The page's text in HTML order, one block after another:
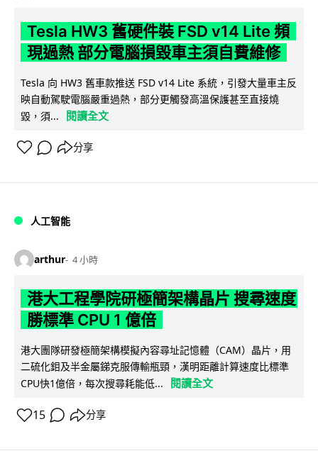
Tesla HW3 舊硬件裝 FSD v14 Lite 頻
現過熱 部分電腦損毀車主須自費維修
Tesla 向 HW3 舊車款推送 FSD v14 Lite 系統，引發大量車主反
映自動駕駛電腦嚴重過熱，部分更觸發高溫保護甚至直接燒
毀，須...
閱讀全文
分享
人工智能
arthur 4 小時
港大工程學院研極簡架構晶片 搜尋速度
勝標準 CPU 1 億倍
港大團隊研發極簡架構模擬內容尋址記憶體（CAM）晶片，用
二硫化鉬及半金屬銻克服傳輸瓶頸，漢明距離計算速度比標準
CPU快1億倍，每次搜尋耗能低...
閱讀全文
15 分享